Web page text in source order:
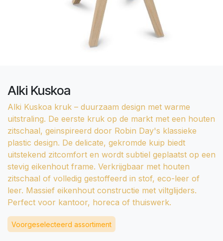
Alki Kuskoa
Alki Kuskoa kruk – duurzaam design met warme
uitstraling. De eerste kruk op de markt met een houten
zitschaal, geinspireerd door Robin Day's klassieke
plastic design. De delicate, gekromde kuip biedt
uitstekend zitcomfort en wordt subtiel geplaatst op een
stevig eikenhout frame. Verkrijgbaar met houten
zitschaal of volledig gestoffeerd in stof, eco-leer of
leer. Massief eikenhout constructie met viltglijders.
Perfect voor kantoor, horeca of thuiswerk.
Voorgeselecteerd assortiment